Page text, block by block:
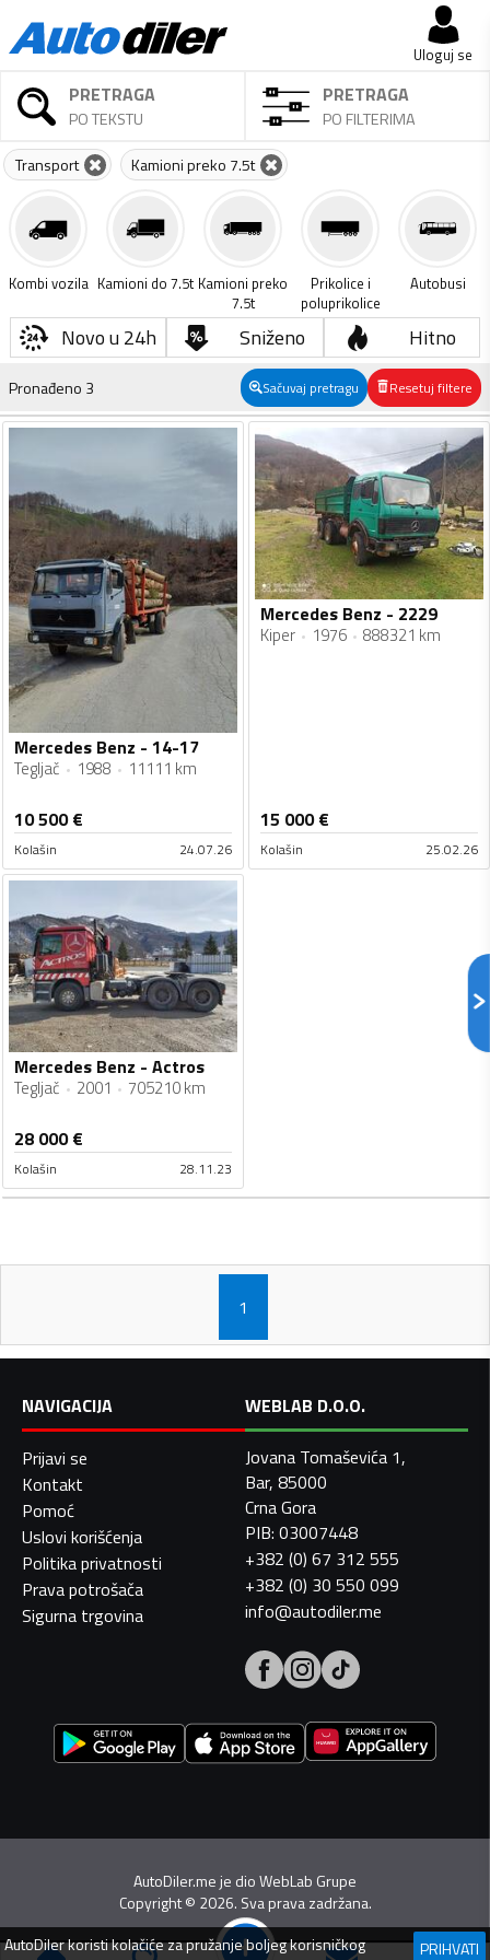
Uloguj se
PRETRAGA
PO TEKSTU
PRETRAGA
PO FILTERIMA
Transport Kamioni preko 7.5t
Kombi vozila Kamioni do 7.5t Kamioni preko
7.5t
Prikolice i
poluprikolice
Autobusi
Novo u 24h Sniženo Hitno
Pronađeno 3 Sačuvaj pretragu Resetuj filtere
Mercedes Benz - 14-17
Tegljač 1988 11111 km
10 500€
Kolašin 24.07.26
Mercedes Benz - 2229
Kiper 1976 888321 km
15 000€
Kolašin 25.02.26
Mercedes Benz - Actros
Tegljač 2001 705210 km
28 000€
Kolašin 28.11.23
1
NAVIGACIJA
Prijavi se
Kontakt
Pomoć
Uslovi korišćenja
Politika privatnosti
Prava potrošača
Sigurna trgovina
WEBLAB D.O.O.
Jovana Tomaševića 1,
Bar, 85000
Crna Gora
PIB: 03007448
+382 (0) 67 312 555
+382 (0) 30 550 099
info@autodiler.me
AutoDiler.me je dioWebLab Grupe
Copyright© 2026. Sva prava zadržana.
AutoDilerkoristi kolačiće za pružanje boljeg korisničkog
PRIHVATI